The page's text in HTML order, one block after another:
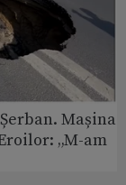
Mașina
„M-am